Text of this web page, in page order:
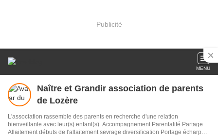
Publicité
MENU
Naître et Grandir association de parents
de Lozère
L'association rassemble des parents en recherche d'une relation
bienveillante avec leur(s) enfant(s). Accompagnement Parentalité Partage
Allaitement débuts de l'allaitement sevrage diversification Portage écharpe